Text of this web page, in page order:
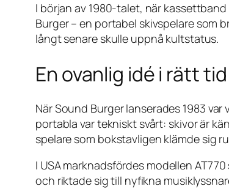
I början av 1980-talet, när
Burger – en portabel skivspelare som
långt senare skulle uppnå kultstatus.
En ovanlig idé i rätt tid
När Sound Burger lanserades 1983
portabla var tekniskt svårt: skivor är
spelare som bokstavligen klämde sig
I USA marknadsfördes modellen AT770
och riktade sig till nyfikna